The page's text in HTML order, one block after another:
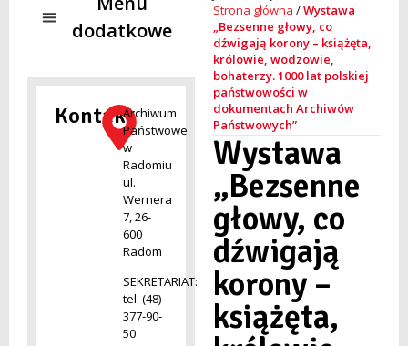
KontaktArchiwum
Państwowe
w
Radomiu
ul.
Wernera
7, 26-
600
Radom
SEKRETARIAT:
tel. (48)
377-90-
50
Strona główna /Wystawa
„Bezsenne głowy, co
dźwigają korony – książęta,
królowie, wodzowie,
bohaterzy. 1000 lat polskiej
państwowości w
dokumentach Archiwów
Państwowych”
Wystawa
„Bezsenne
głowy, co
dźwigają
korony –
książęta,